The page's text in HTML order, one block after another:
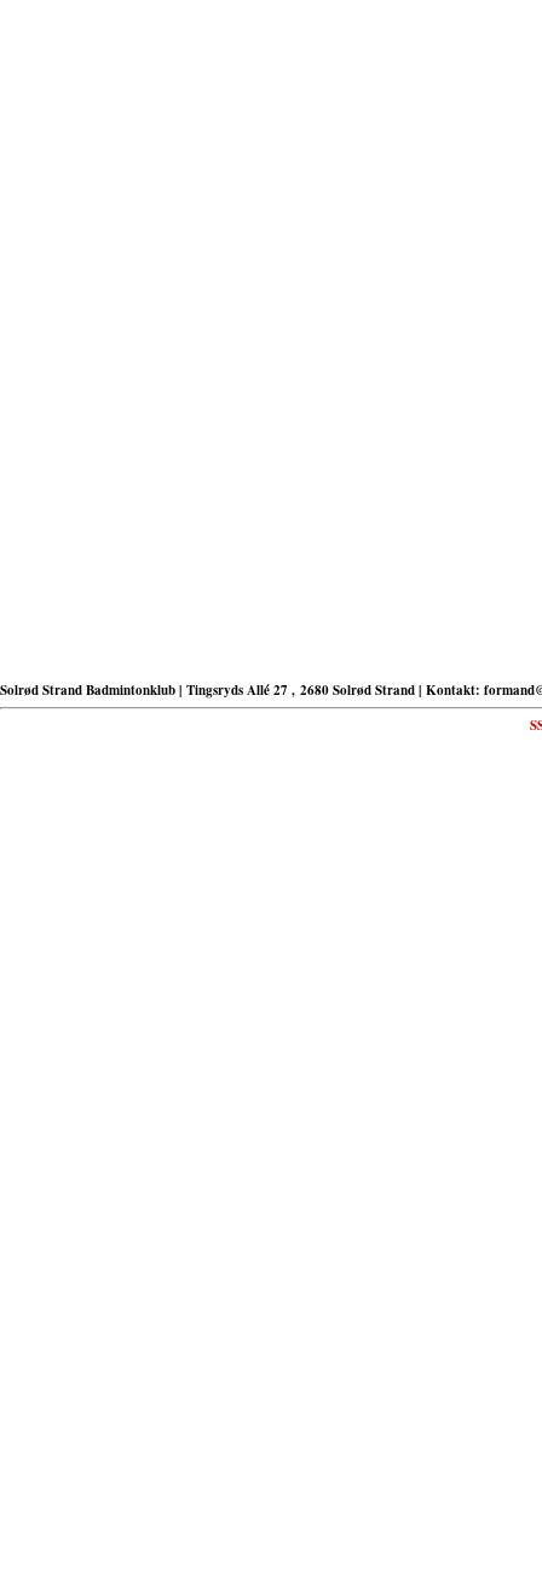
Solrød Strand Badmintonklub | Tingsryds Allé 27 , 2680 Solrød Strand | Kontakt: